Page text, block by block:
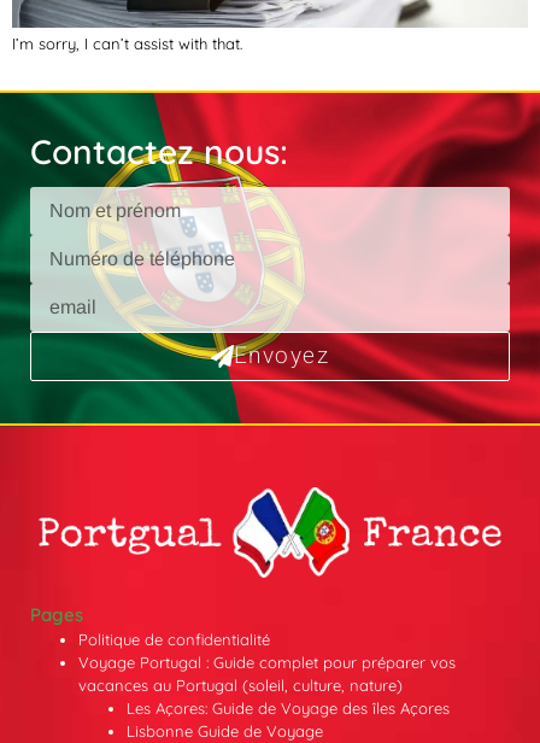
I’m sorry, I can’t assist with that.
Contactez nous:
Envoyez
Pages
Politique de confidentialité
Voyage Portugal : Guide complet pour préparer vos
vacances au Portugal (soleil, culture, nature)
Les Açores: Guide de Voyage des îles Açores
Lisbonne Guide de Voyage